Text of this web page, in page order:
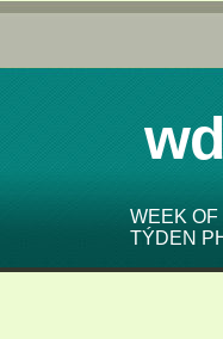
WEEK OF
TÝDEN